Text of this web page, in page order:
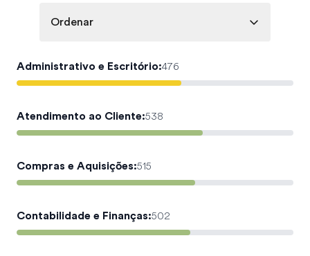
Ordenar
Administrativo e Escritório:476
Atendimento ao Cliente:538
Compras e Aquisições:515
Contabilidade e Finanças:502